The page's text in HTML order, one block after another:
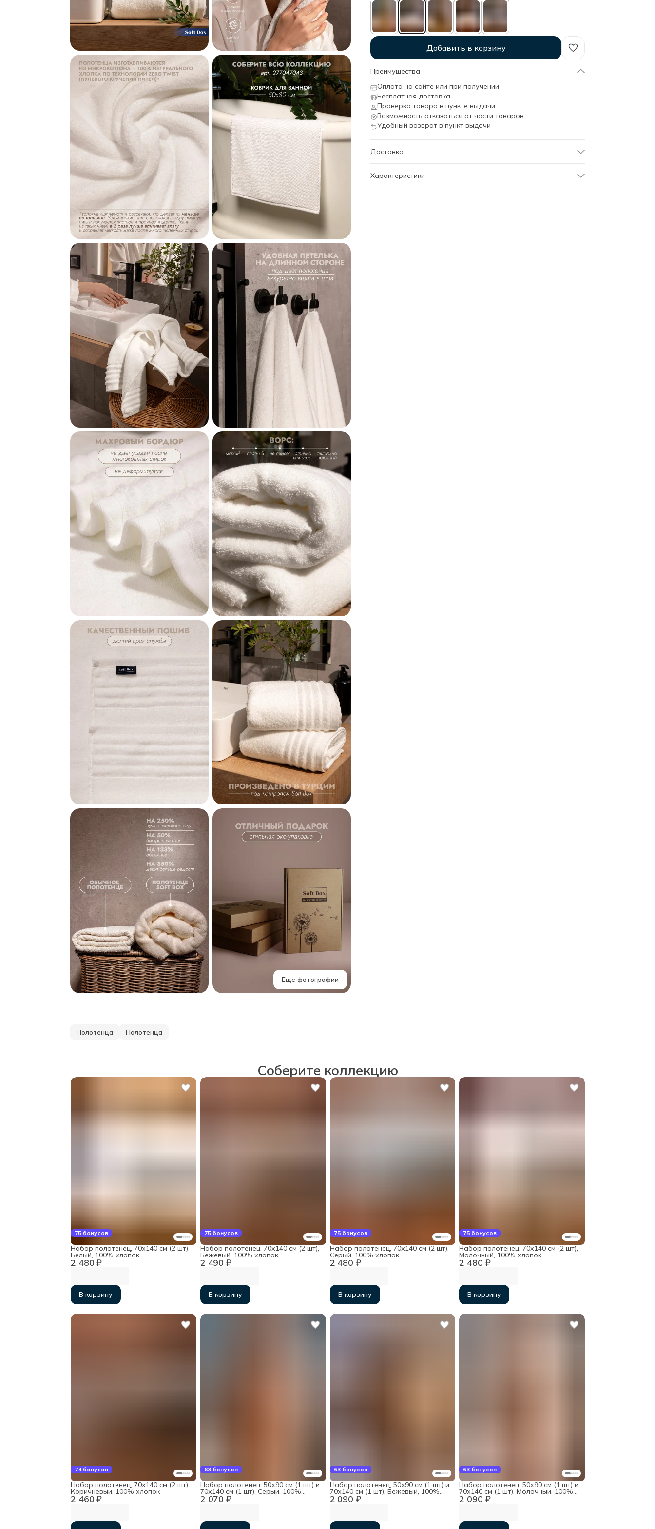
Еще фотографии
Добавить в корзину
Преимущества
Оплата на сайте или при получении
Бесплатная доставка
Проверка товара в пункте выдачи
Возможность отказаться от части товаров
Удобный возврат в пункт выдачи
Доставка
Характеристики
Полотенца Полотенца
Соберите коллекцию
75 бонусов
2 480 ₽
Набор полотенец, 70х140 см (2 шт),
Белый, 100% хлопок
В корзину
75 бонусов
2 490 ₽
Набор полотенец, 70х140 см (2 шт),
Бежевый, 100% хлопок
В корзину
75 бонусов
2 480 ₽
Набор полотенец, 70х140 см (2 шт),
Серый, 100% хлопок
В корзину
75 бонусов
2 480 ₽
Набор полотенец, 70х140 см (2 шт),
Молочный, 100% хлопок
В корзину
74 бонусов
2 460 ₽
Набор полотенец, 70х140 см (2 шт),
Коричневый, 100% хлопок
63 бонусов
2 070 ₽
Набор полотенец, 50х90 см (1 шт) и
70х140 см (1 шт), Серый, 100%
хлопок
63 бонусов
2 090 ₽
Набор полотенец, 50х90 см (1 шт) и
70х140 см (1 шт), Бежевый, 100%
хлопок
63 бонусов
2 090 ₽
Набор полотенец, 50х90 см (1 шт) и
70х140 см (1 шт), Молочный, 100%
хлопок